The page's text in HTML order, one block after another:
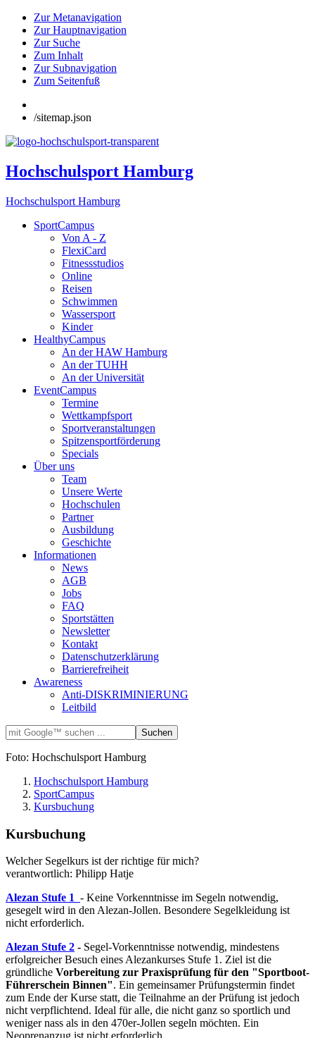
Zur Metanavigation
Zur Hauptnavigation
Zur Suche
Zum Inhalt
Zur Subnavigation
Zum Seitenfuß
/sitemap.json
Hochschulsport Hamburg
Hochschulsport Hamburg
SportCampus
Von A - Z
FlexiCard
Fitnessstudios
Online
Reisen
Schwimmen
Wassersport
Kinder
HealthyCampus
An der HAW Hamburg
An der TUHH
An der Universität
EventCampus
Termine
Wettkampfsport
Sportveranstaltungen
Spitzensportförderung
Specials
Über uns
Team
Unsere Werte
Hochschulen
Partner
Ausbildung
Geschichte
Informationen
News
AGB
Jobs
FAQ
Sportstätten
Newsletter
Kontakt
Datenschutzerklärung
Barrierefreiheit
Awareness
Anti-DISKRIMINIERUNG
Leitbild
Foto: Hochschulsport Hamburg
Hochschulsport Hamburg
SportCampus
Kursbuchung
Kursbuchung
Welcher Segelkurs ist der richtige für mich?
verantwortlich: Philipp Hatje
Alezan Stufe 1 - Keine Vorkenntnisse im Segeln notwendig,
gesegelt wird in den Alezan-Jollen. Besondere Segelkleidung ist
nicht erforderlich.
Alezan Stufe 2 - Segel-Vorkenntnisse notwendig, mindestens
erfolgreicher Besuch eines Alezankurses Stufe 1. Ziel ist die
gründliche Vorbereitung zur Praxisprüfung für den "Sportboot-
Führerschein Binnen". Ein gemeinsamer Prüfungstermin findet
zum Ende der Kurse statt, die Teilnahme an der Prüfung ist jedoch
nicht verpflichtend. Ideal für alle, die nicht ganz so sportlich und
weniger nass als in den 470er-Jollen segeln möchten. Ein